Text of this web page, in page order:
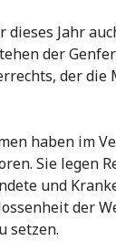
dieses Jahr
der
der die
haben im
Sie legen
und
der
setzen.